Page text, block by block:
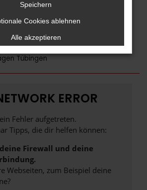
Tübingen
Tübingen
Tübingen
ERROR
Fehler aufgetreten.
Tipps, die dir helfen können:
Firewall und deine
Webseiten, zum Beispiel deine
Speichern
Cookies ablehnen
Alle akzeptieren